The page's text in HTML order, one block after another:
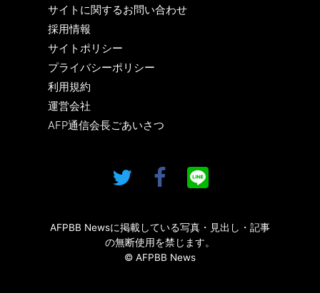
サイトに関するお問い合わせ
採用情報
サイトポリシー
プライバシーポリシー
利用規約
運営会社
AFP通信会長ごあいさつ
AFPBB Newsに掲載している写真・見出し・記事
の無断使用を禁じます。
© AFPBB News